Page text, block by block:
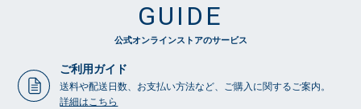
GUIDE
公式オンラインストアのサービス
ご利用ガイド
送料や配送日数、お支払い方法など、ご購入に関するご案内。
詳細はこちら